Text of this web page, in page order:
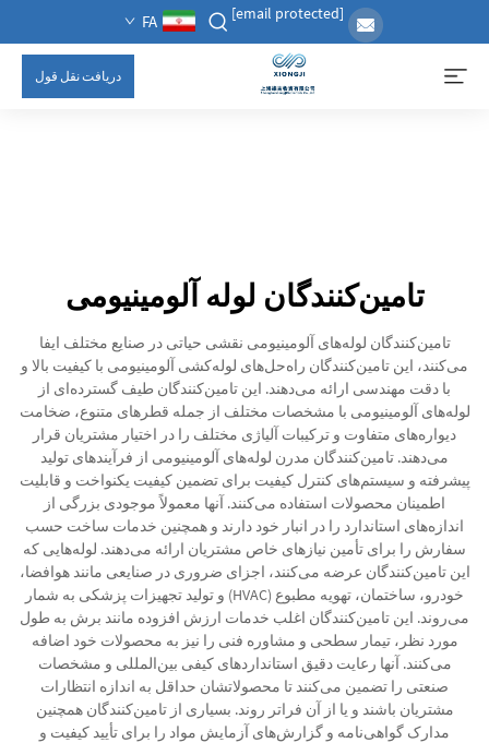
[email protected]
FA
دریافت نقل قول
تامین‌کنندگان لوله آلومینیومی
تامین‌کنندگان لوله‌های آلومینیومی نقشی حیاتی در صنایع مختلف ایفا
می‌کنند، این تامین‌کنندگان راه‌حل‌های لوله‌کشی آلومینیومی با کیفیت بالا و
با دقت مهندسی ارائه می‌دهند. این تامین‌کنندگان طیف گسترده‌ای از
لوله‌های آلومینیومی با مشخصات مختلف از جمله قطرهای متنوع، ضخامت
دیواره‌های متفاوت و ترکیبات آلیاژی مختلف را در اختیار مشتریان قرار
می‌دهند. تامین‌کنندگان مدرن لوله‌های آلومینیومی از فرآیندهای تولید
پیشرفته و سیستم‌های کنترل کیفیت برای تضمین کیفیت یکنواخت و قابلیت
اطمینان محصولات استفاده می‌کنند. آنها معمولاً موجودی بزرگی از
اندازه‌های استاندارد را در انبار خود دارند و همچنین خدمات ساخت حسب
سفارش را برای تأمین نیازهای خاص مشتریان ارائه می‌دهند. لوله‌هایی که
این تامین‌کنندگان عرضه می‌کنند، اجزای ضروری در صنایعی مانند هوافضا،
خودرو، ساختمان، تهویه مطبوع (HVAC) و تولید تجهیزات پزشکی به شمار
می‌روند. این تامین‌کنندگان اغلب خدمات ارزش افزوده مانند برش به طول
مورد نظر، تیمار سطحی و مشاوره فنی را نیز به محصولات خود اضافه
می‌کنند. آنها رعایت دقیق استانداردهای کیفی بین‌المللی و مشخصات
صنعتی را تضمین می‌کنند تا محصولاتشان حداقل به اندازه انتظارات
مشتریان باشند و یا از آن فراتر روند. بسیاری از تامین‌کنندگان همچنین
مدارک گواهی‌نامه و گزارش‌های آزمایش مواد را برای تأیید کیفیت و